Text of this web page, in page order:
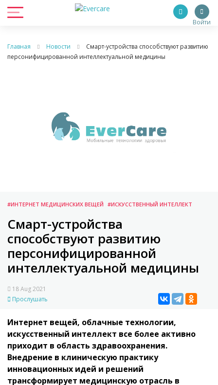
Войти
Главная Новости
Смарт-устройства способствуют развитию
персонифицированной интеллектуальной медицины
#ИНТЕРНЕТ МЕДИЦИНСКИХ ВЕЩЕЙ #ИСКУССТВЕННЫЙ ИНТЕЛЛЕКТ
Смарт-устройства
способствуют развитию
персонифицированной
интеллектуальной медицины
18 Aug 2021
Прослушать
Интернет вещей, облачные технологии,
искусственный интеллект все более активно
приходит в область здравоохранения.
Внедрение в клиническую практику
инновационных идей и решений
трансформирует медицинскую отрасль в